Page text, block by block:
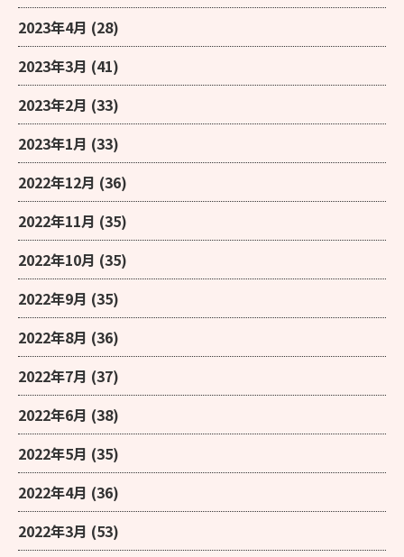
2023年4月 (28)
2023年3月 (41)
2023年2月 (33)
2023年1月 (33)
2022年12月 (36)
2022年11月 (35)
2022年10月 (35)
2022年9月 (35)
2022年8月 (36)
2022年7月 (37)
2022年6月 (38)
2022年5月 (35)
2022年4月 (36)
2022年3月 (53)